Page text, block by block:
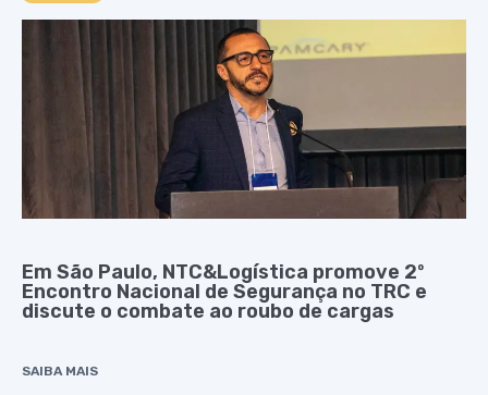
Em São Paulo, NTC&Logística promove 2º
Encontro Nacional de Segurança no TRC e
discute o combate ao roubo de cargas
SAIBA MAIS